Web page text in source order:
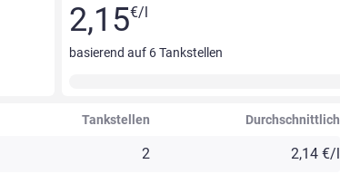
2,15€/l
basierend auf 6Tankstellen
Tankstellen Durchschnittlich
2 2,14 €/l